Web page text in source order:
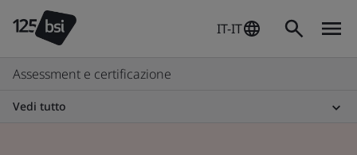
IT-IT
Assessment e certificazione
Vedi tutto